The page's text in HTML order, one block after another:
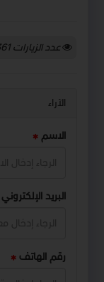
عدد الزيارات361
الآراء
الاسم
البريد الإلكتروني
رقم الهاتف